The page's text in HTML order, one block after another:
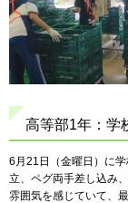
高等部1年：学
6月21日（金曜日）に
立、ペグ両手差し込み
雰囲気を感じていて、